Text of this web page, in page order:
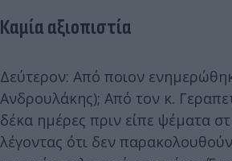
Καμία αξιοπιστία
Δεύτερον: Από ποιον
Ανδρουλάκης); Από τον κ.
δέκα ημέρες πριν είπε ψέματα
λέγοντας ότι δεν